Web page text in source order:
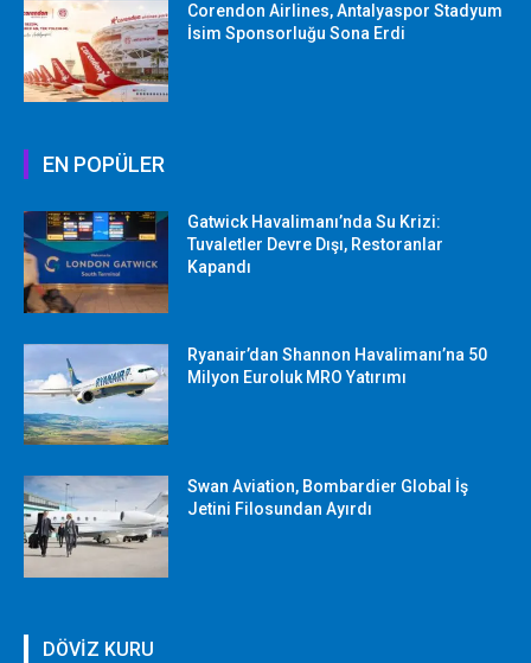
Corendon Airlines, Antalyaspor Stadyum
İsim Sponsorluğu Sona Erdi
EN POPÜLER
Gatwick Havalimanı’nda Su Krizi:
Tuvaletler Devre Dışı, Restoranlar
Kapandı
Ryanair’dan Shannon Havalimanı’na 50
Milyon Euroluk MRO Yatırımı
Swan Aviation, Bombardier Global İş
Jetini Filosundan Ayırdı
DÖVİZ KURU